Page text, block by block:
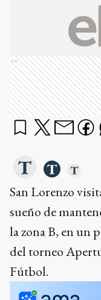
Ads
San Lorenzo
sueño de
la zona B, en un
del torneo
Fútbol.